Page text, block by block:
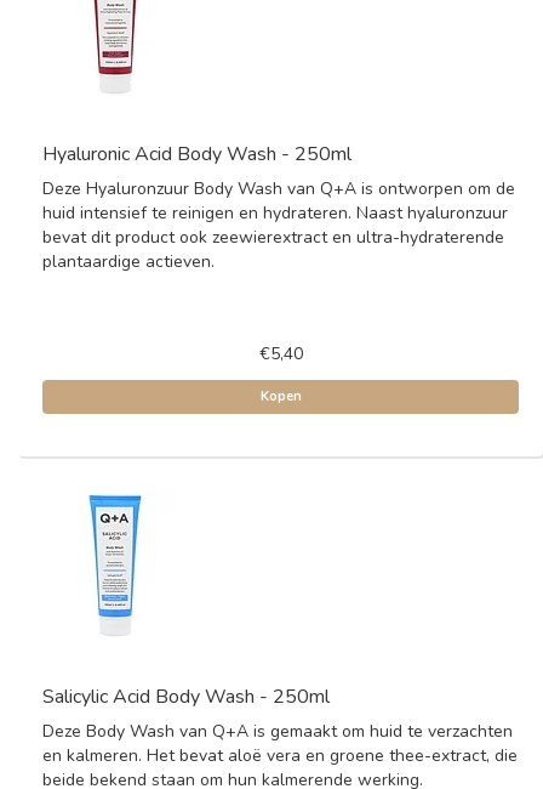
Hyaluronic Acid Body Wash - 250ml
Deze Hyaluronzuur Body Wash van Q+A is ontworpen om de
huid intensief te reinigen en hydrateren. Naast hyaluronzuur
bevat dit product ook zeewierextract en ultra-hydraterende
plantaardige actieven.
€5,40
Kopen
Salicylic Acid Body Wash - 250ml
Deze Body Wash van Q+A is gemaakt om huid te verzachten
en kalmeren. Het bevat aloë vera en groene thee-extract, die
beide bekend staan om hun kalmerende werking.